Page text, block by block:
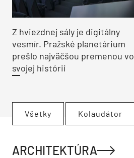
Z hviezdnej sály je digitálny
vesmír. Pražské planetárium
prešlo najväčšou premenou vo
svojej histórii
Všetky Kolaudátor
ARCHITEKTÚRA